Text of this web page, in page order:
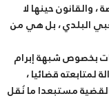
والقانون حينها لا
البلدي ، بل هي من
بخصوص شبهة إبرام
قضائيا ،
مستبعدا ما نُقل